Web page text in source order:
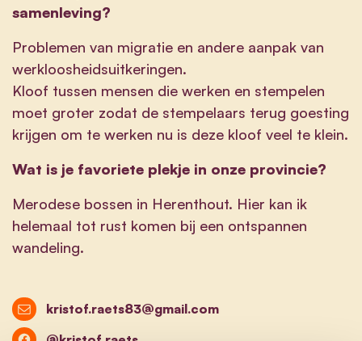
samenleving?
Problemen van migratie en andere aanpak van
werkloosheidsuitkeringen.
Kloof tussen mensen die werken en stempelen
moet groter zodat de stempelaars terug goesting
krijgen om te werken nu is deze kloof veel te klein.
Wat is je favoriete plekje in onze provincie?
Merodese bossen in Herenthout. Hier kan ik
helemaal tot rust komen bij een ontspannen
wandeling.
kristof.raets83@gmail.com